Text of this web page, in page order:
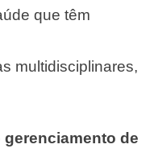
que têm
multidisciplinares,
de